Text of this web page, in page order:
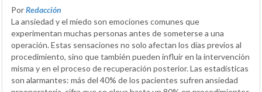
PorRedacción
La ansiedad y el miedo son emociones comunes que
experimentan muchas personas antes de someterse a una
operación. Estas sensaciones no solo afectan los días previos al
procedimiento, sino que también pueden influir en la intervención
misma y en el proceso de recuperación posterior. Las estadísticas
son alarmantes: más del 40% de los pacientes sufren ansiedad